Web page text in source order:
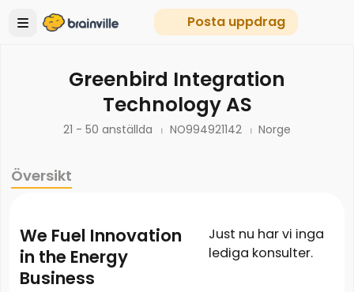
Posta uppdrag
Greenbird Integration
Technology AS
21 - 50 anställda NO994921142 Norge
Översikt
We Fuel Innovation
in the Energy
Business
Just nu har vi inga
lediga konsulter.